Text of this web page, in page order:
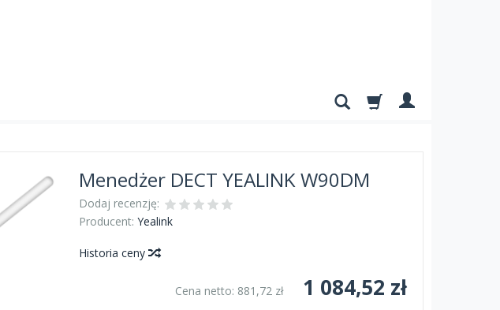
Menedżer DECT YEALINK W90DM
Dodaj recenzję:
Producent: Yealink
Historia ceny
Cena netto: 881,72 zł 1 084,52 zł